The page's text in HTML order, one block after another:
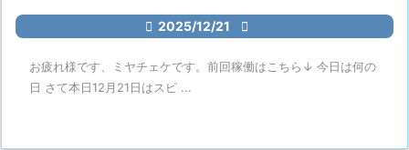
 2025/12/21 
お疲れ様です、ミヤチェケです。前回稼働はこちら↓ 今日は何の
日 さて本日12月21日はスピ ...